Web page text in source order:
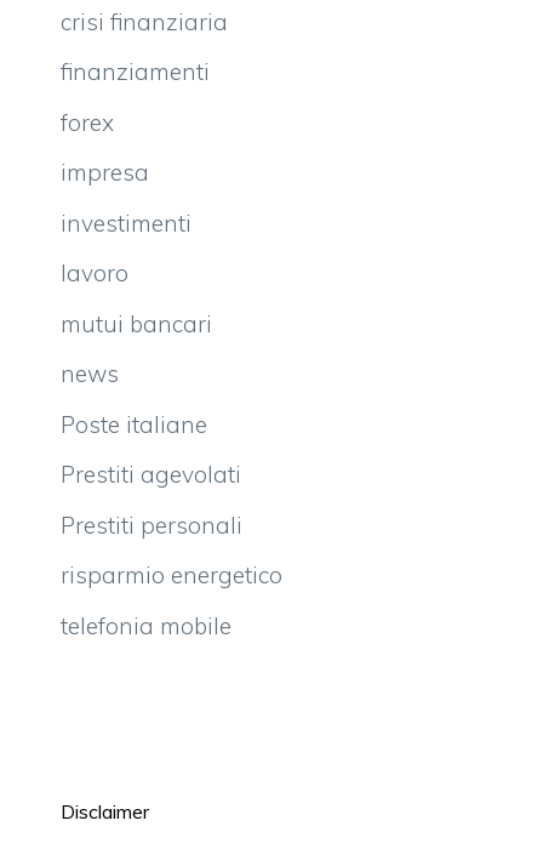
crisi finanziaria
finanziamenti
forex
impresa
investimenti
lavoro
mutui bancari
news
Poste italiane
Prestiti agevolati
Prestiti personali
risparmio energetico
telefonia mobile
Disclaimer